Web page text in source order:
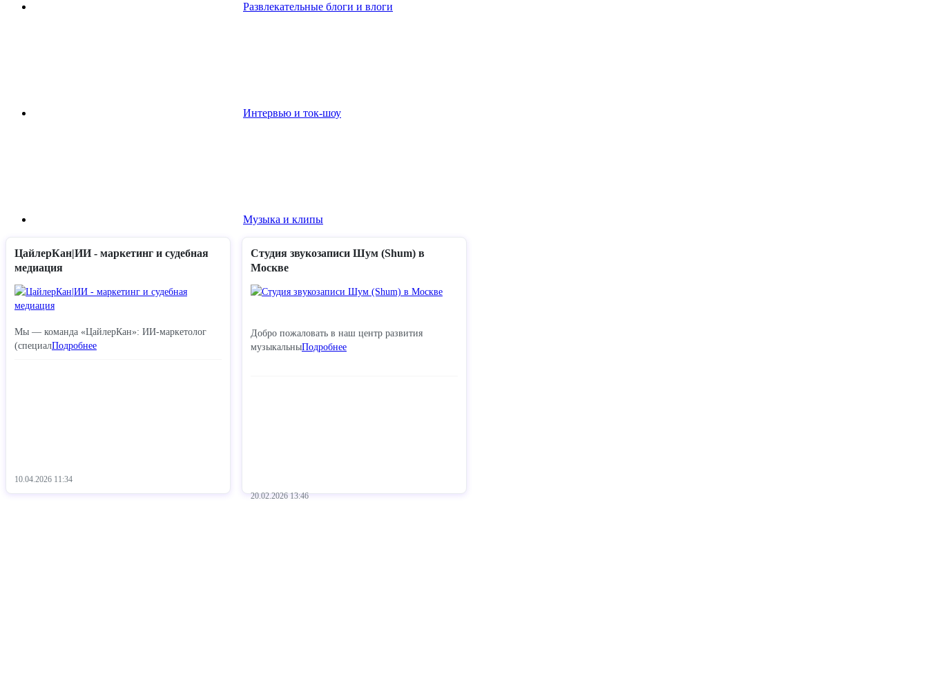
Развлекательные блоги и влоги
Интервью и ток-шоу
Музыка и клипы
ЦайлерКан|ИИ - маркетинг и судебная
медиация
Мы — команда «ЦайлерКан»: ИИ-маркетолог
(специалПодробнее
10.04.2026 11:34
Студия звукозаписи Шум (Shum) в
Москве
Добро пожаловать в наш центр развития
музыкальныПодробнее
20.02.2026 13:46